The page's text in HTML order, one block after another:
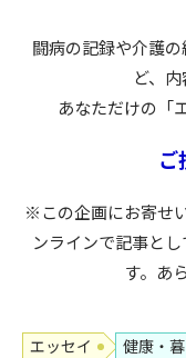
闘病の記録や介護
ど、
あなただけの「
ご
※この企画にお寄せ
ンラインで記事と
す。あ
エッセイ 健康・